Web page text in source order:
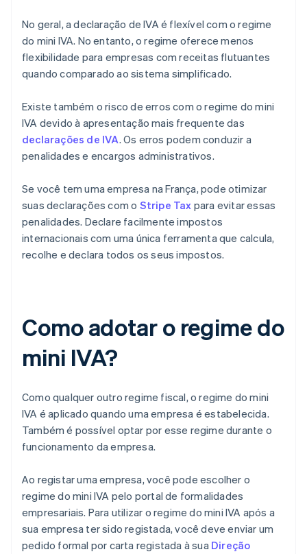
No geral, a declaração de IVA é flexível com o regime
do mini IVA. No entanto, o regime oferece menos
flexibilidade para empresas com receitas flutuantes
quando comparado ao sistema simplificado.
Existe também o risco de erros com o regime do mini
IVA devido à apresentação mais frequente das
declarações de IVA. Os erros podem conduzir a
penalidades e encargos administrativos.
Se você tem uma empresa na França, pode otimizar
suas declarações com o Stripe Tax para evitar essas
penalidades. Declare facilmente impostos
internacionais com uma única ferramenta que calcula,
recolhe e declara todos os seus impostos.
Como adotar o regime do
mini IVA?
Como qualquer outro regime fiscal, o regime do mini
IVA é aplicado quando uma empresa é estabelecida.
Também é possível optar por esse regime durante o
funcionamento da empresa.
Ao registar uma empresa, você pode escolher o
regime do mini IVA pelo portal de formalidades
empresariais. Para utilizar o regime do mini IVA após a
sua empresa ter sido registada, você deve enviar um
pedido formal por carta registada à sua Direção